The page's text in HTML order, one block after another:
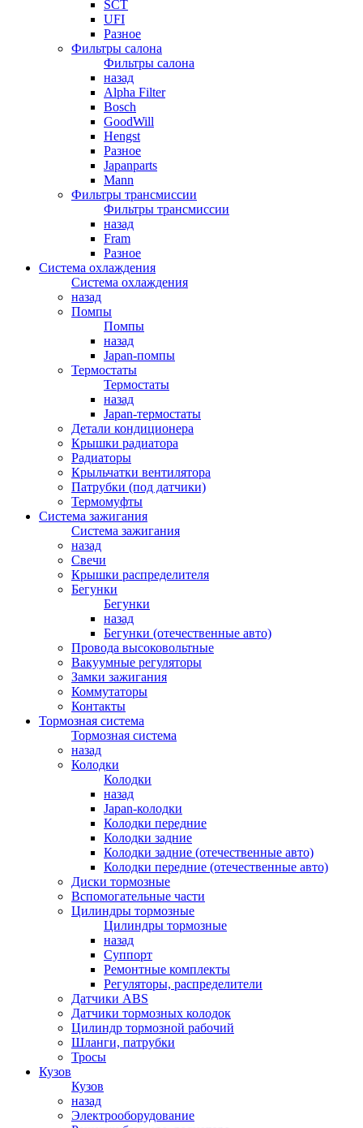
SCT
UFI
Разное
Фильтры салона
Фильтры салона
назад
Alpha Filter
Bosch
GoodWill
Hengst
Разное
Japanparts
Mann
Фильтры трансмиссии
Фильтры трансмиссии
назад
Fram
Разное
Система охлаждения
Система охлаждения
назад
Помпы
Помпы
назад
Japan-помпы
Термостаты
Термостаты
назад
Japan-термостаты
Детали кондиционера
Крышки радиатора
Радиаторы
Крыльчатки вентилятора
Патрубки (под датчики)
Термомуфты
Система зажигания
Система зажигания
назад
Свечи
Крышки распределителя
Бегунки
Бегунки
назад
Бегунки (отечественные авто)
Провода высоковольтные
Вакуумные регуляторы
Замки зажигания
Коммутаторы
Контакты
Тормозная система
Тормозная система
назад
Колодки
Колодки
назад
Japan-колодки
Колодки передние
Колодки задние
Колодки задние (отечественные авто)
Колодки передние (отечественные авто)
Диски тормозные
Вспомогательные части
Цилиндры тормозные
Цилиндры тормозные
назад
Суппорт
Ремонтные комплекты
Регуляторы, распределители
Датчики ABS
Датчики тормозных колодок
Цилиндр тормозной рабочий
Шланги, патрубки
Тросы
Кузов
Кузов
назад
Электрооборудование